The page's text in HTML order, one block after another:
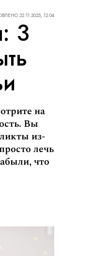
22.11.2025, 12:04
3
на
Вы
из-
лечь
что